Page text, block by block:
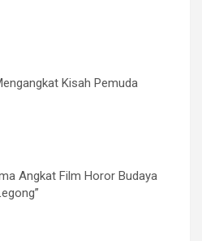
Kisah Pemuda
Angkat Film Horor Budaya